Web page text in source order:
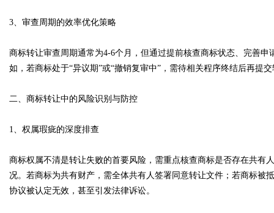
d
3、审查周期的效率优化策略
商标转让审查周期通常为4-6个月，但通过提前核查商标状态、完善
如，若商标处于“异议期”或“撤销复审中”，需待相关程序终结后再提
二、商标转让中的风险识别与防控
1、权属瑕疵的深度排查
商标权属不清是转让失败的首要风险，需重点核查商标是否存在共有
况。若商标为共有财产，需全体共有人签署同意转让文件；若商标被
协议被认定无效，甚至引发法律诉讼。